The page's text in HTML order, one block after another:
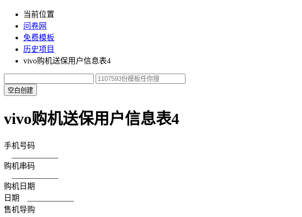
当前位置
问卷网
免费模板
历史项目
vivo购机送保用户信息表4
空白创建
vivo购机送保用户信息表4
手机号码
购机串码
购机日期
日期 ____________
售机导购